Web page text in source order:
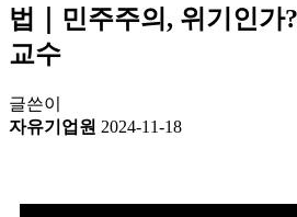
법｜민주주의, 위기인가
교수
글쓴이
자유기업원 2024-11-18